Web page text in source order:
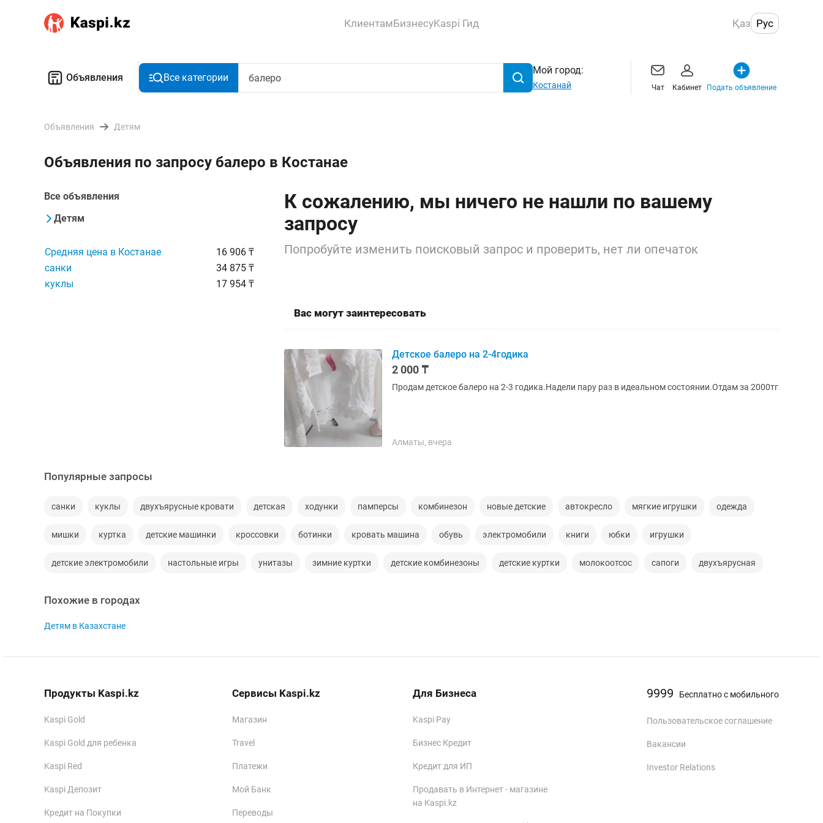
КлиентамБизнесуKaspi Гид Қаз Рус
Объявления Все категории
Мой город:
Костанай Чат Кабинет Подать объявление
Объявления Детям
Объявления по запросу балеро в Костанае
Все объявления
Детям
Средняя цена в Костанае
16 906 ₸
санки
34 875 ₸
куклы
17 954 ₸
К сожалению, мы ничего не нашли по вашему
запросу
Попробуйте изменить поисковый запрос и проверить, нет ли опечаток
Вас могут заинтересовать
Детское балеро на 2-4годика
2 000 ₸
Продам детское балеро на 2-3 годика.Надели пару раз в идеальном состоянии.Отдам за 2000тг
Алматы, вчера
Популярные запросы
санки куклы двухъярусные кровати детская ходунки памперсы комбинезон новые детские автокресло мягкие игрушки одежда
мишки куртка детские машинки кроссовки ботинки кровать машина обувь электромобили книги юбки игрушки
детские электромобили настольные игры унитазы зимние куртки детские комбинезоны детские куртки молокоотсос сапоги двухъярусная
Похожие в городах
Детям в Казахстане
Продукты Kaspi.kz
Kaspi Gold
Kaspi Gold для ребенка
Kaspi Red
Kaspi Депозит
Кредит на Покупки
Сервисы Kaspi.kz
Магазин
Travel
Платежи
Мой Банк
Переводы
Для Бизнеса
Kaspi Pay
Бизнес Кредит
Кредит для ИП
Продавать в Интернет - магазине
на Kaspi.kz
9999 Бесплатно с мобильного
Пользовательское соглашение
Вакансии
Investor Relations